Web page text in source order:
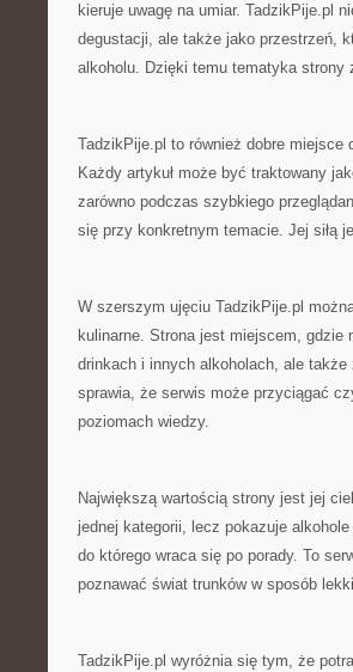
kieruje uwagę na umiar. TadzikPije.pl
degustacji, ale także jako przestrzeń,
alkoholu. Dzięki temu tematyka strony
TadzikPije.pl to również dobre miejsce
Każdy artykuł może być traktowany
zarówno podczas szybkiego
się przy konkretnym temacie. Jej siłą
W szerszym ujęciu TadzikPije.pl
kulinarne. Strona jest miejscem,
drinkach i innych alkoholach, ale
sprawia, że serwis może przyciągać
poziomach wiedzy.
Największą wartością strony jest jej
jednej kategorii, lecz pokazuje
do którego wraca się po porady. To
poznawać świat trunków w sposób
TadzikPije.pl wyróżnia się tym, że